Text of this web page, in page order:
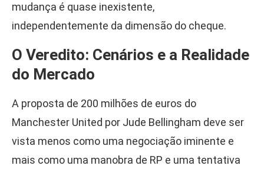
mudança é quase inexistente,
independentemente da dimensão do cheque.
O Veredito: Cenários e a Realidade
do Mercado
A proposta de 200 milhões de euros do
Manchester United por Jude Bellingham deve ser
vista menos como uma negociação iminente e
mais como uma manobra de RP e uma tentativa